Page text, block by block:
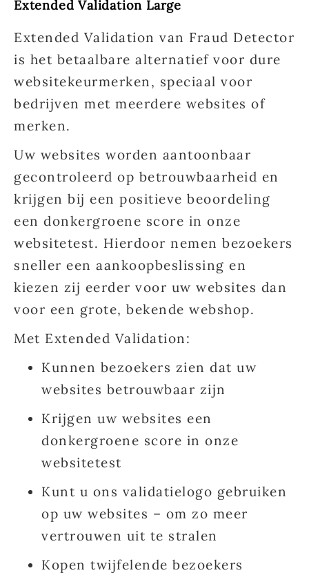
Extended Validation Large
Extended Validation van Fraud Detector
is het betaalbare alternatief voor dure
websitekeurmerken, speciaal voor
bedrijven met meerdere websites of
merken.
Uw websites worden aantoonbaar
gecontroleerd op betrouwbaarheid en
krijgen bij een positieve beoordeling
een donkergroene score in onze
websitetest. Hierdoor nemen bezoekers
sneller een aankoopbeslissing en
kiezen zij eerder voor uw websites dan
voor een grote, bekende webshop.
Met Extended Validation:
Kunnen bezoekers zien dat uw
websites betrouwbaar zijn
Krijgen uw websites een
donkergroene score in onze
websitetest
Kunt u ons validatielogo gebruiken
op uw websites – om zo meer
vertrouwen uit te stralen
Kopen twijfelende bezoekers